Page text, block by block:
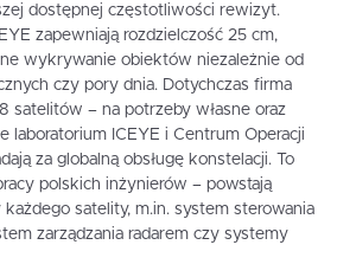
dostępnej częstotliwości rewizyt.
zapewniają rozdzielczość 25 cm,
wykrywanie obiektów niezależnie od
czy pory dnia. Dotychczas firma
satelitów – na potrzeby własne oraz
laboratorium ICEYE i Centrum Operacji
za globalną obsługę konstelacji. To
polskich inżynierów – powstają
każdego satelity, m.in. system sterowania
zarządzania radarem czy systemy